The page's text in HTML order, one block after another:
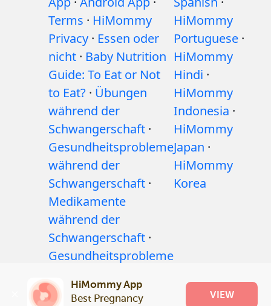
Terms · HiMommy
Privacy · Essen oder
nicht · Baby Nutrition
Guide: To Eat or Not
to Eat? · Übungen
während der
Schwangerschaft ·
Gesundheitsprobleme
während der
Schwangerschaft ·
Medikamente
während der
Schwangerschaft ·
Gesundheitsprobleme
Redaktionelle
HiMommy
Portuguese ·
HiMommy
Hindi ·
HiMommy
Indonesia ·
HiMommy
Japan ·
HiMommy
Korea
HiMommy App
Best Pregnancy
VIEW